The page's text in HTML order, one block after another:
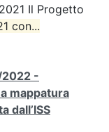
Il Progetto
con...
2022 -
mappatura
dall’ISS